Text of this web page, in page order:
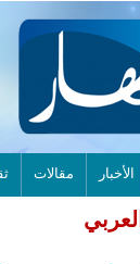
الأخبار مقالات